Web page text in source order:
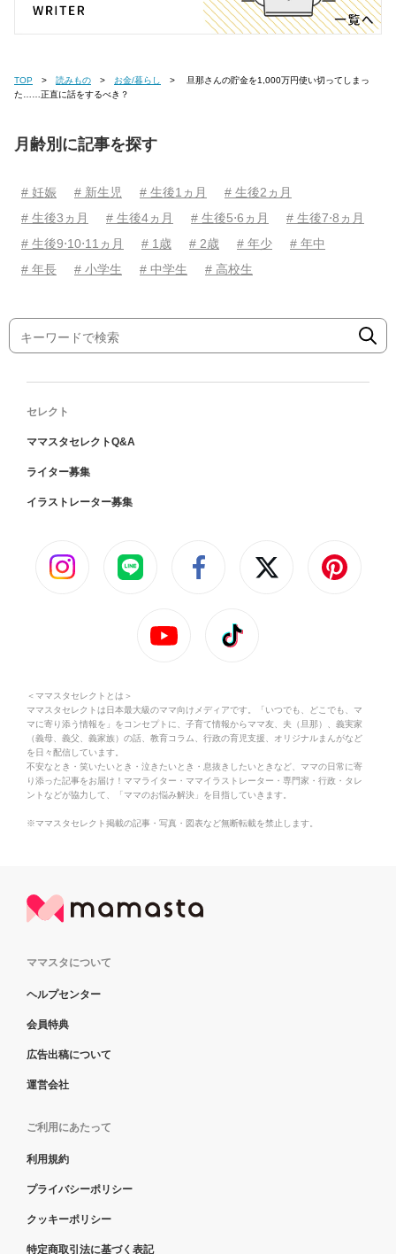
TOP 読みもの お金/暮らし
た……正直に話をするべき？
月齢別に記事を探す
# 妊娠 # 新生児 # 生後1ヵ月
# 生後2ヵ月
# 生後3ヵ月
# 生後4ヵ月 # 生後5⋅6ヵ月
# 生後7⋅8ヵ月
# 生後9⋅10⋅11ヵ月
# 1歳 # 2歳 # 年少
# 年中
# 年長
# 小学生 # 中学生 # 高校生
セレクト
ママスタセレクトQ&A
ライター募集
イラストレーター募集
＜ママスタセレクトとは＞
ママスタセレクトは日本最大級のママ向けメディアです。「いつでも、どこでも、マ
マに寄り添う情報を」をコンセプトに、子育て情報からママ友、夫（旦那）、義実家
（義母、義父、義家族）の話、教育コラム、行政の育児支援、オリジナルまんがなど
を日々配信しています。
不安なとき・笑いたいとき・泣きたいとき・息抜きしたいときなど、ママの日常に寄
り添った記事をお届け！ママライター・ママイラストレーター・専門家・行政・タレ
ントなどが協力して、「ママのお悩み解決」を目指していきます。
※ママスタセレクト掲載の記事・写真・図表など無断転載を禁止します。
ママスタについて
ヘルプセンター
会員特典
広告出稿について
運営会社
ご利用にあたって
利用規約
プライバシーポリシー
クッキーポリシー
特定商取引法に基づく表記